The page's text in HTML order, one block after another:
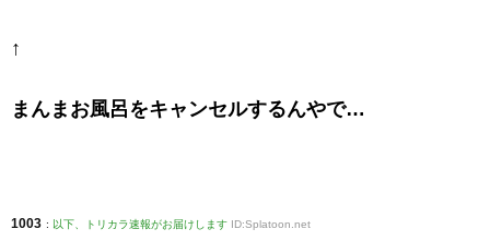
↑
まんまお風呂をキャンセルするんやで…
1003 : 以下、トリカラ速報がお届けします ID:Splatoon.net